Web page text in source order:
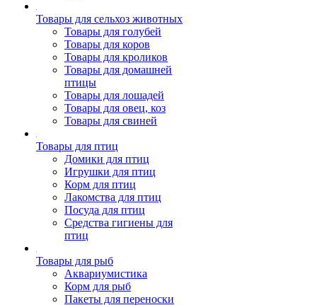
Товары для сельхоз животных
Товары для голубей
Товары для коров
Товары для кроликов
Товары для домашней
птицы
Товары для лошадей
Товары для овец, коз
Товары для свиней
Товары для птиц
Домики для птиц
Игрушки для птиц
Корм для птиц
Лакомства для птиц
Посуда для птиц
Средства гигиены для
птиц
Товары для рыб
Аквариумистика
Корм для рыб
Пакеты для переноски